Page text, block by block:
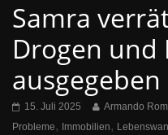
Samra
Drogen und
15. Juli 2025 Armando
Probleme, Immobilien,